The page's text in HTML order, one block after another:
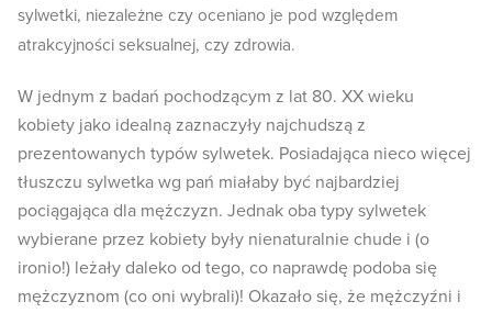
sylwetki, niezależne czy oceniano je pod względem
atrakcyjności seksualnej, czy zdrowia.
W jednym z badań pochodzącym z lat 80. XX wieku
kobiety jako idealną zaznaczyły najchudszą z
prezentowanych typów sylwetek. Posiadająca nieco więcej
tłuszczu sylwetka wg pań miałaby być najbardziej
pociągająca dla mężczyzn. Jednak oba typy sylwetek
wybierane przez kobiety były nienaturalnie chude i (o
ironio!) leżały daleko od tego, co naprawdę podoba się
mężczyznom (co oni wybrali)! Okazało się, że mężczyźni i